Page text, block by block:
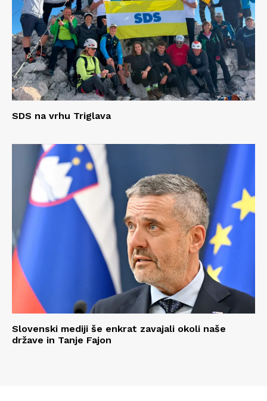
SDS na vrhu Triglava
Slovenski mediji še enkrat zavajali okoli naše
države in Tanje Fajon